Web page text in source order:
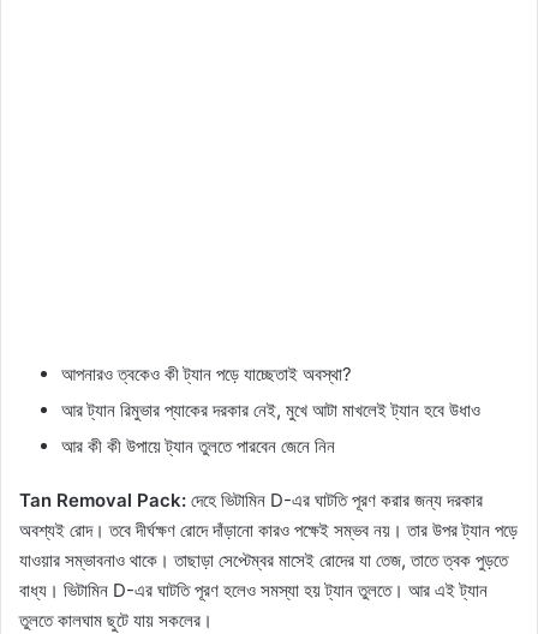
আপনারও ত্বকেও কী ট্যান পড়ে যাচ্ছেতাই অবস্থা?
আর ট্যান রিমুভার প্যাকের দরকার নেই, মুখে আটা মাখলেই ট্যান হবে উধাও
আর কী কী উপায়ে ট্যান তুলতে পারবেন জেনে নিন
Tan Removal Pack: দেহে ভিটামিন D-এর ঘাটতি পূরণ করার জন্য দরকার
অবশ্যই রোদ। তবে দীর্ঘক্ষণ রোদে দাঁড়ানো কারও পক্ষেই সম্ভব নয়। তার উপর ট্যান পড়ে
যাওয়ার সম্ভাবনাও থাকে। তাছাড়া সেপ্টেম্বর মাসেই রোদের যা তেজ, তাতে ত্বক পুড়তে
বাধ্য। ভিটামিন D-এর ঘাটতি পূরণ হলেও সমস্যা হয় ট্যান তুলতে। আর এই ট্যান
তুলতে কালঘাম ছুটে যায় সকলের।